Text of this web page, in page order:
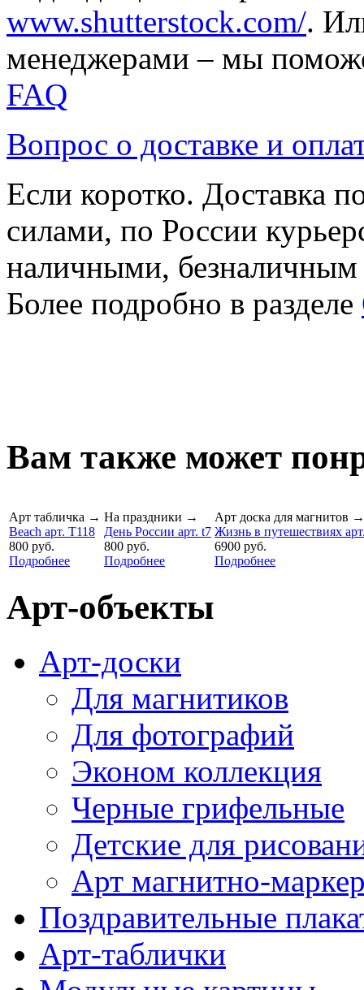
www.shutterstock.com/.
менеджерами – мы
FAQ
Вопрос о доставке и
Если коротко. Доставка
силами, по России
наличными,
Более подробно в разделе
Вам также может
Арт табличка →
Beach арт. T118
800 руб.
Подробнее
На праздники →
День России арт. t7
800 руб.
Подробнее
Арт доска для магнитов →
Жизнь в путешествиях
6900 руб.
Подробнее
Арт-объекты
Арт-доски
Для магнитиков
Для фотографий
Эконом коллекция
Черные грифельные
Детские для
Арт магнитно-
Поздравительные
Арт-таблички